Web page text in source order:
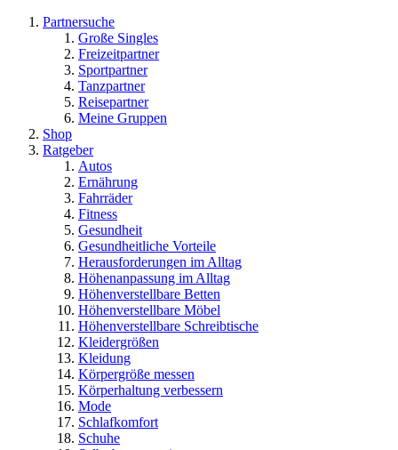
Partnersuche
Große Singles
Freizeitpartner
Sportpartner
Tanzpartner
Reisepartner
Meine Gruppen
Shop
Ratgeber
Autos
Ernährung
Fahrräder
Fitness
Gesundheit
Gesundheitliche Vorteile
Herausforderungen im Alltag
Höhenanpassung im Alltag
Höhenverstellbare Betten
Höhenverstellbare Möbel
Höhenverstellbare Schreibtische
Kleidergrößen
Kleidung
Körpergröße messen
Körperhaltung verbessern
Mode
Schlafkomfort
Schuhe